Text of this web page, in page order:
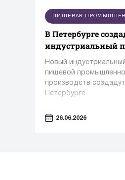
ПИЩЕВАЯ
В Петербурге
индустриальный
Новый
пищевой
производств
Петербурге
26.06.2026